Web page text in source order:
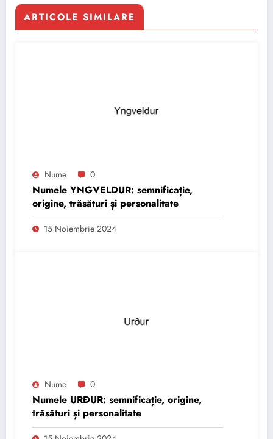
ARTICOLE SIMILARE
Nume 0
Numele YNGVELDUR: semnificație,
origine, trăsături și personalitate
15 Noiembrie 2024
Nume 0
Numele URÐUR: semnificație, origine,
trăsături și personalitate